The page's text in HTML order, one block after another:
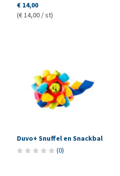
€ 14,00
(€ 14,00 / st)
Duvo+ Snuffel en Snackbal
(0)